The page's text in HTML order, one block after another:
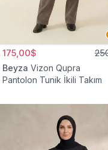
175,00$
Beyza Vizon Qupra
Pantolon Tunik İkili Takım